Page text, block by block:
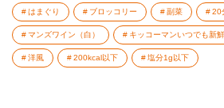
はまぐり ブロッコリー 副菜 20
マンズワイン（白） キッコーマンいつでも新
洋風 200kcal以下 塩分1g以下